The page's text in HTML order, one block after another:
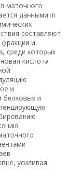
маточного
данными in
составляют
и
среди которых
кислота
и
белковых и
усиливая